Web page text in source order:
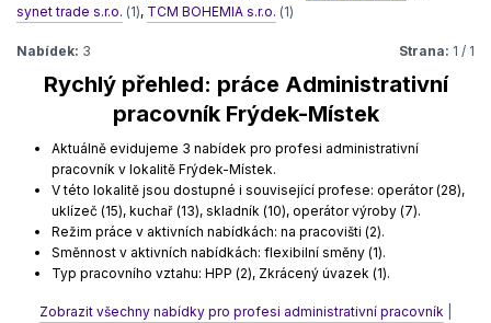
synet trade s.r.o. (1), TCM BOHEMIA s.r.o. (1)
Nabídek: 3 Strana: 1 / 1
Rychlý přehled: práce Administrativní
pracovník Frýdek-Místek
Aktuálně evidujeme 3 nabídek pro profesi administrativní
pracovník v lokalitě Frýdek-Místek.
V této lokalitě jsou dostupné i související profese: operátor (28),
uklízeč (15), kuchař (13), skladník (10), operátor výroby (7).
Režim práce v aktivních nabídkách: na pracovišti (2).
Směnnost v aktivních nabídkách: flexibilní směny (1).
Typ pracovního vztahu: HPP (2), Zkrácený úvazek (1).
Zobrazit všechny nabídky pro profesi administrativní pracovník